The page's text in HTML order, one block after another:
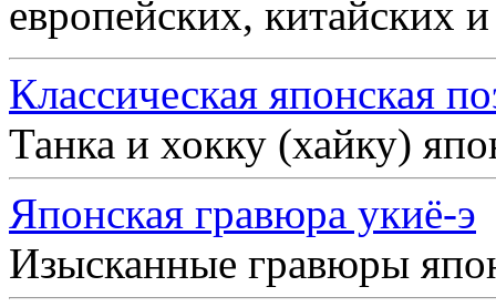
европейских, китайских
Классическая японская
Танка и хокку (хайку)
Японская гравюра укиё-э
Изысканные гравюры